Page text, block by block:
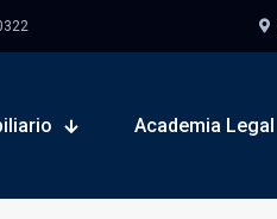
Academia Legal